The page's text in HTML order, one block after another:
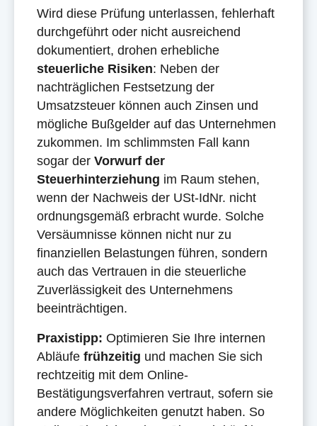
Wird diese Prüfung unterlassen, fehlerhaft
durchgeführt oder nicht ausreichend
dokumentiert, drohen erhebliche
steuerliche Risiken: Neben der
nachträglichen Festsetzung der
Umsatzsteuer können auch Zinsen und
mögliche Bußgelder auf das Unternehmen
zukommen. Im schlimmsten Fall kann
sogar der Vorwurf der
Steuerhinterziehung im Raum stehen,
wenn der Nachweis der USt-IdNr. nicht
ordnungsgemäß erbracht wurde. Solche
Versäumnisse können nicht nur zu
finanziellen Belastungen führen, sondern
auch das Vertrauen in die steuerliche
Zuverlässigkeit des Unternehmens
beeinträchtigen.
Praxistipp: Optimieren Sie Ihre internen
Abläufe frühzeitig und machen Sie sich
rechtzeitig mit dem Online-
Bestätigungsverfahren vertraut, sofern sie
andere Möglichkeiten genutzt haben. So